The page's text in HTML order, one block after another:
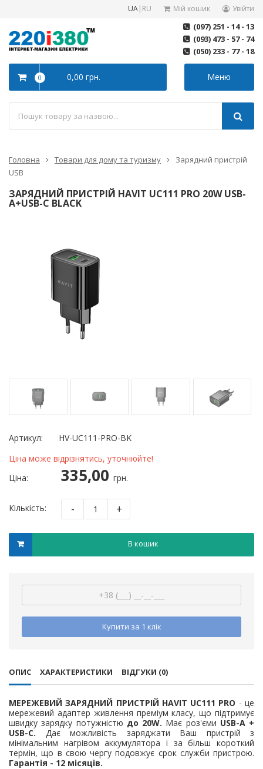
UA| RU Мій кошик Увійти
(097) 251 - 14 - 13
(093) 473 - 57 - 74
(050) 233 - 77 - 18
Меню
0 0,00 грн.
Головна Товари для дому та туризму
Зарядний пристрій
USB
ЗАРЯДНИЙ ПРИСТРІЙ HAVIT UC111 PRO 20W USB-
A+USB-C BLACK
Артикул:
HV-UC111-PRO-BK
Ціна може відрізнятись, уточнюйте!
Ціна:
335,00 грн.
Кількість: - +
В кошик
Купити за 1 клiк
ОПИС ХАРАКТЕРИСТИКИ ВІДГУКИ (0)
МЕРЕЖЕВИЙ ЗАРЯДНИЙ ПРИСТРІЙ HAVIT UC111 PRO - це
мережевий адаптер живлення преміум класу, що підтримує
швидку зарядку потужністю до 20W. Має роз'єми USB-A +
USB-C. Дає можливість заряджати Ваш пристрій з
мінімальним нагрівом аккумулятора і за більш короткий
термін, що в свою чергу подовжує срок служби пристрою.
Гарантія - 12 місяців.